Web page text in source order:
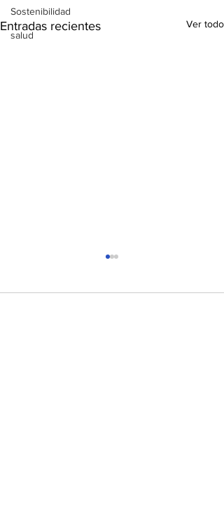
Sostenibilidad
salud
Entradas recientes Ver todo